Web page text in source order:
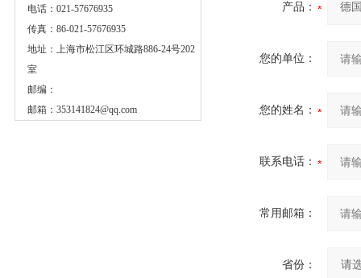
电话：021-57676935
传真：86-021-57676935
地址：上海市松江区环城路886-24号202
室
邮编：
邮箱： 353141824@qq.com
产品：
您的单位：
您的姓名：
联系电话：
常用邮箱：
省份：